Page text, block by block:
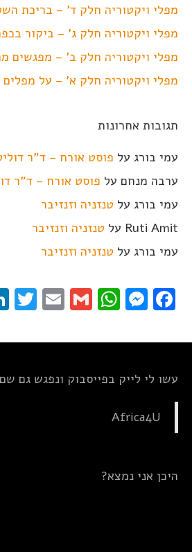
מפלי ויקטוריה חלק ד' – בריכת
מפלי ויקטוריה חלק ג' – ביקור
מפלי ויקטוריה חלק ב' – מפגשים
מפלי ויקטוריה חלק א' – על מפלים
תגובות אחרונות
עמי בורג על פוסט אורח – ד"ר דוליטל,
ערבה מנחם על פוסט אורח – ד"ר
עמי בורג על טנזניה וזנזיבר
Ruti Amit על טנזניה וזנזיבר
עמי בורג על טנזניה וזנזיבר
Facebook
Messenger
Gmail
עשו לי לייק בפייסבוק ונפגש גם שם
Africa4U
היכן אני נמצא?